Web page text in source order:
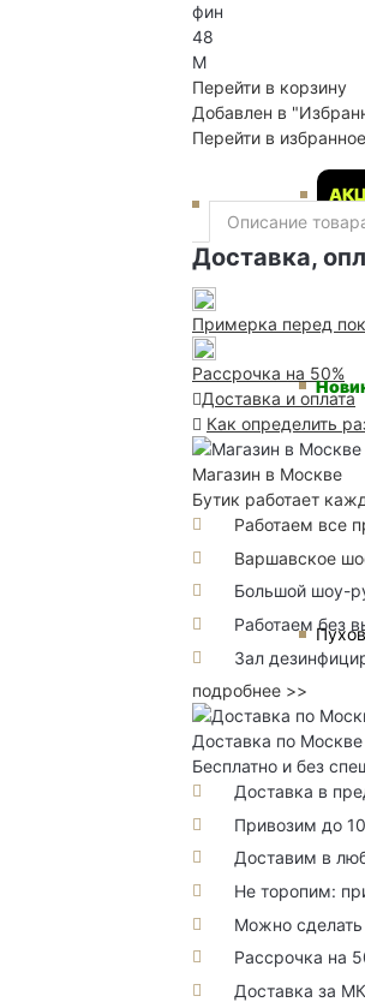
фин
48
M
Перейти в корзину
Добавлен в
Перейти в избранное
Описание
Доставка,
Примерка перед
Рассрочка на 50%
Доставка и оплата
Как определить
Магазин в Москве
Бутик работает
Работаем все
Варшавское
Большой шоу-
Работаем без
Зал
подробнее >>
Доставка по Москве
Бесплатно и без
Доставка в
Привозим до
Доставим в
Не торопим:
Можно
Рассрочка на
Доставка за